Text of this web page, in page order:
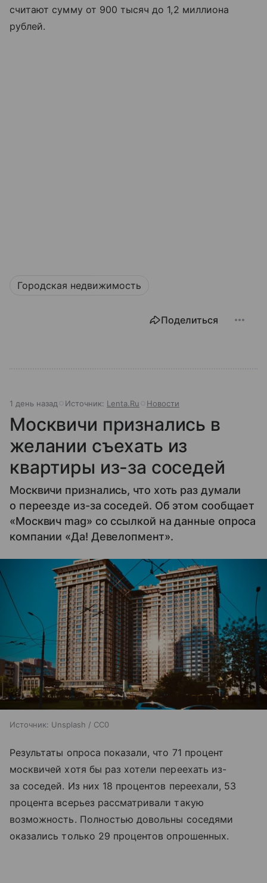
считают сумму от 900 тысяч до 1,2 миллиона
рублей.
Городская недвижимость
Поделиться
1 день назад Источник: Lenta.Ru Новости
Москвичи признались в
желании съехать из
квартиры из-за соседей
Москвичи признались, что хоть раз думали
о переезде из-за соседей. Об этом сообщает
«Москвич mag» со ссылкой на данные опроса
компании «Да! Девелопмент».
Источник: Unsplash / CC0
Результаты опроса показали, что 71 процент
москвичей хотя бы раз хотели переехать из-
за соседей. Из них 18 процентов переехали, 53
процента всерьез рассматривали такую
возможность. Полностью довольны соседями
оказались только 29 процентов опрошенных.